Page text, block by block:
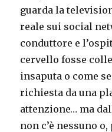
guarda la
reale sui social
conduttore e
cervello fosse
insaputa o come
richiesta da una
attenzione… ma
non c’è nessuno